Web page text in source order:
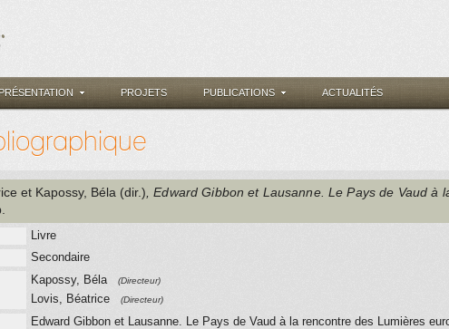
PRÉSENTATION PROJETS PUBLICATIONS ACTUALITÉS
et Kapossy, Béla (dir.) , Edward Gibbon et Lausanne. Le Pays de Vaud
Livre
Secondaire
Kapossy, Béla (Directeur)
Lovis, Béatrice (Directeur)
Edward Gibbon et Lausanne. Le Pays de Vaud à la rencontre des Lumières